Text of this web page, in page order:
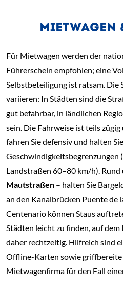
MIETWAGEN
Für Mietwagen werden der
Führerschein empfohlen; eine
Selbstbeteiligung ist ratsam. Die
variieren: In Städten sind die
gut befahrbar, in ländlichen
sein. Die Fahrweise ist teils
fahren Sie defensiv und halten
Geschwindigkeitsbegrenzungen
Landstraßen 60–80 km/h).
Mautstraßen – halten Sie
an den Kanalbrücken Puente de
Centenario können Staus
Städten leicht zu finden, auf dem
daher rechtzeitig. Hilfreich sind
Offline-Karten sowie
Mietwagenfirma für den Fall